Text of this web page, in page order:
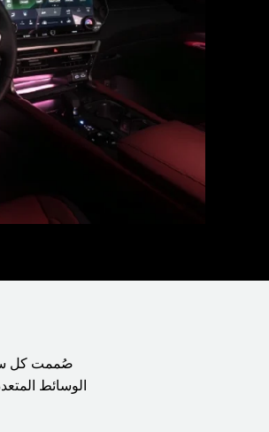
صُممت كل
الوسائط